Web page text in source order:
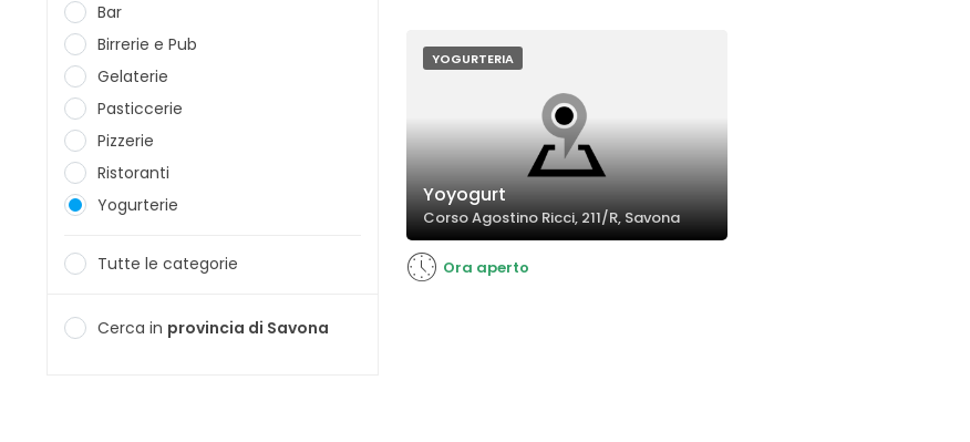
Bar
Birrerie e Pub
Gelaterie
Pasticcerie
Pizzerie
Ristoranti
Yogurterie
Tutte le categorie
Cerca in provincia di Savona
YOGURTERIA
Yoyogurt
Corso Agostino Ricci, 211/R, Savona
Ora aperto